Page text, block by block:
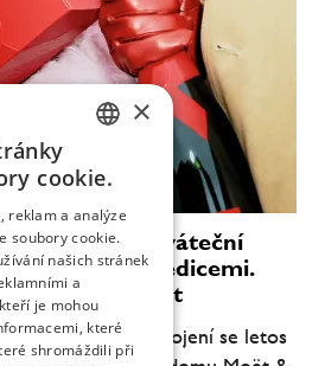
vstupuje do sváteční
limitovanými edicemi.
a sdílet radost
vášně, lásky a propojení se letos
ENGLISH
×
cookie.
reklam a analýze
soubory cookie.
našich stránek
a
je mohou
které
shromáždili při